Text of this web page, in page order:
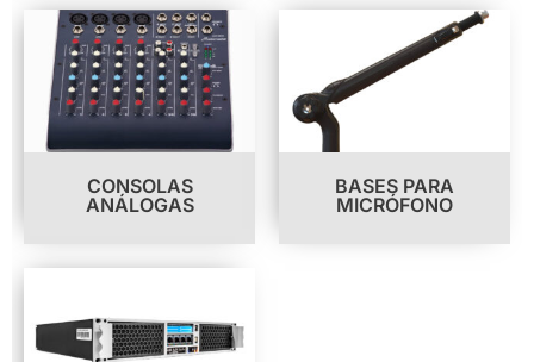
CONSOLAS
ANÁLOGAS
BASES PARA
MICRÓFONO